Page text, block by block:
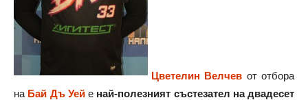
Цветелин Велчев от отбора
на Бай Дъ Уейе най-полезният състезател на двадесет